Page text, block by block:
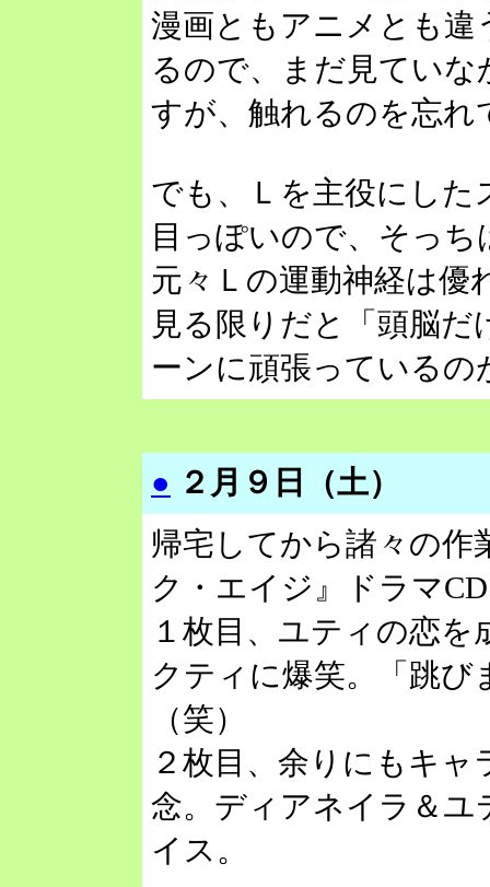
漫画ともアニメとも違
るので、まだ見てい
すが、触れるのを忘れ
でも、Ｌを主役にし
目っぽいので、そっ
元々Ｌの運動神経は優
見る限りだと「頭脳
ーンに頑張っている
● ２月９日（土）
帰宅してから諸々の作
ク・エイジ』ドラマ
１枚目、ユティの恋
クティに爆笑。「跳
（笑）
２枚目、余りにもキ
念。ディアネイラ＆ユ
イス。